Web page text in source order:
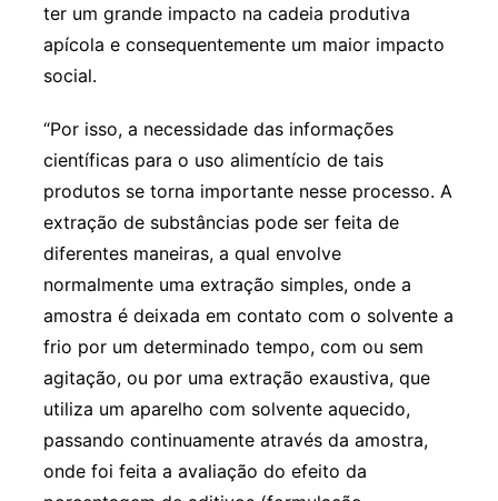
ter um grande impacto na cadeia produtiva
apícola e consequentemente um maior impacto
social.
“Por isso, a necessidade das informações
científicas para o uso alimentício de tais
produtos se torna importante nesse processo. A
extração de substâncias pode ser feita de
diferentes maneiras, a qual envolve
normalmente uma extração simples, onde a
amostra é deixada em contato com o solvente a
frio por um determinado tempo, com ou sem
agitação, ou por uma extração exaustiva, que
utiliza um aparelho com solvente aquecido,
passando continuamente através da amostra,
onde foi feita a avaliação do efeito da